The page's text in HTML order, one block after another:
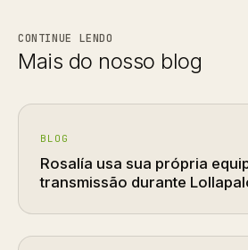
CONTINUE LENDO
Mais do nosso blog
BLOG
Rosalía usa sua própria
transmissão durante